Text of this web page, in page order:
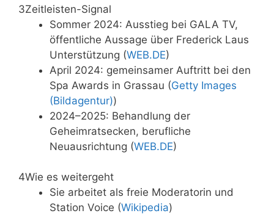
3Zeitleisten-Signal
Sommer 2024: Ausstieg bei GALA TV,
öffentliche Aussage über Frederick Laus
Unterstützung (WEB.DE)
April 2024: gemeinsamer Auftritt bei den
Spa Awards in Grassau (Getty Images
(Bildagentur))
2024–2025: Behandlung der
Geheimratsecken, berufliche
Neuausrichtung (WEB.DE)
4Wie es weitergeht
Sie arbeitet als freie Moderatorin und
Station Voice (Wikipedia)